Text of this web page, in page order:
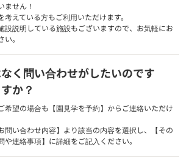
ません！
考えている方もご利用いただけます。
設説明している施設もございますので、お気軽にお
。
く問い合わせがしたいのです
か？
希望の場合も【園見学を予約】からご連絡いただけ
問い合わせ内容】より該当の内容を選択し、【その
や連絡事項】に詳細をご記入ください。